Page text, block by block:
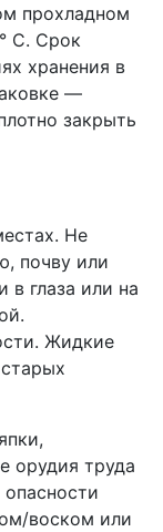
прохладном
C. Срок
хранения в
—
закрыть
Не
почву или
глаза или на
Жидкие
орудия труда
воском или